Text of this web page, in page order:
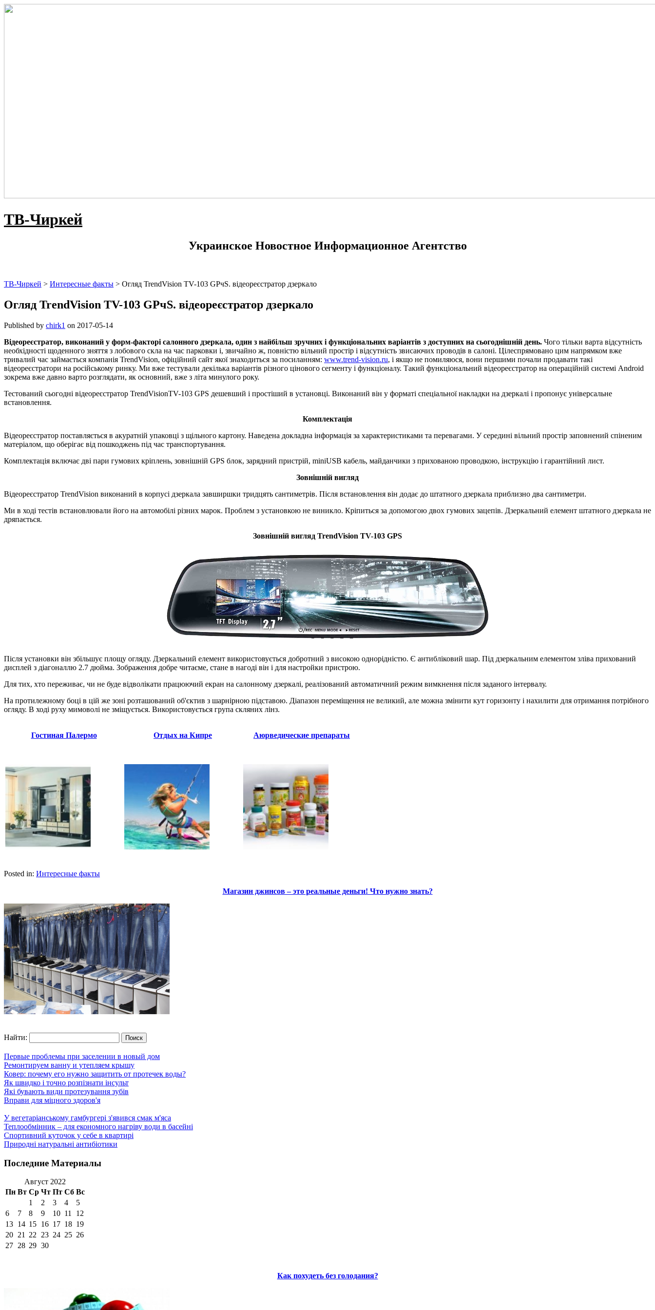
ТВ-Чиркей
Украинское Новостное Информационное Агентство
ТВ-Чиркей > Интересные факты > Огляд TrendVision TV-103 GPчS. відеореєстратор дзеркало
Огляд TrendVision TV-103 GPчS. відеореєстратор дзеркало
Published by chirk1 on 2017-05-14
Відеореєстратор, виконаний у форм-факторі салонного дзеркала, один з найбільш зручних і функціональних варіантів з доступних на сьогоднішній день. Чого тільки варта відсутність
необхідності щоденного зняття з лобового скла на час парковки і, звичайно ж, повністю вільний простір і відсутність звисаючих проводів в салоні. Цілеспрямовано цим напрямком вже
тривалий час займається компанія TrendVision, офіційний сайт якої знаходиться за посиланням: www.trend-vision.ru, і якщо не помиляюся, вони першими почали продавати такі
відеореєстратори на російському ринку. Ми вже тестували декілька варіантів різного цінового сегменту і функціоналу. Такий функціональний відеореєстратор на операційній системі Android
зокрема вже давно варто розглядати, як основний, вже з літа минулого року.
Тестований сьогодні відеореєстратор TrendVisionTV-103 GPS дешевший і простіший в установці. Виконаний він у форматі спеціальної накладки на дзеркалі і пропонує універсальне
встановлення.
Комплектація
Відеореєстратор поставляється в акуратній упаковці з щільного картону. Наведена докладна інформація за характеристиками та перевагами. У середині вільний простір заповнений спіненим
матеріалом, що оберігає від пошкоджень під час транспортування.
Комплектація включає дві пари гумових кріплень, зовнішній GPS блок, зарядний пристрій, miniUSB кабель, майданчики з прихованою проводкою, інструкцію і гарантійний лист.
Зовнішній вигляд
Відеореєстратор TrendVision виконаний в корпусі дзеркала завширшки тридцять сантиметрів. Після встановлення він додає до штатного дзеркала приблизно два сантиметри.
Ми в ході тестів встановлювали його на автомобілі різних марок. Проблем з установкою не виникло. Кріпиться за допомогою двох гумових зацепів. Дзеркальний елемент штатного дзеркала не
дряпається.
Зовнішній вигляд TrendVision TV-103 GPS
Після установки він збільшує площу огляду. Дзеркальний елемент використовується добротний з високою однорідністю. Є антибліковий шар. Під дзеркальним елементом зліва прихований
дисплей з діагоналлю 2.7 дюйма. Зображення добре читаєме, стане в нагоді він і для настройки пристрою.
Для тих, хто переживає, чи не буде відволікати працюючий екран на салонному дзеркалі, реалізований автоматичний режим вимкнення після заданого інтервалу.
На протилежному боці в цій же зоні розташований об'єктив з шарнірною підставою. Діапазон переміщення не великий, але можна змінити кут горизонту і нахилити для отримання потрібного
огляду. В ході руху мимоволі не зміщується. Використовується група скляних лінз.
Гостиная Палермо Отдых на Кипре Аюрведические препараты
Posted in: Интересные факты
Магазин джинсов – это реальные деньги! Что нужно знать?
Найти:
Первые проблемы при заселении в новый дом
Ремонтируем ванну и утепляем крышу
Ковер: почему его нужно защитить от протечек воды?
Як швидко і точно розпізнати інсульт
Які бувають види протезування зубів
Вправи для міцного здоров'я
У вегетаріанському гамбургері з'явився смак м'яса
Теплообмінник – для економного нагріву води в басейні
Спортивний куточок у себе в квартирі
Природні натуральні антибіотики
Последние Материалы
Август 2022
Пн Вт Ср Чт Пт Сб Вс
1
2 3 4
5
6
7 8 9 10 11
12
13 14 15 16 17 18 19
20 21 22 23 24 25 26
27 28 29 30
Как похудеть без голодания?